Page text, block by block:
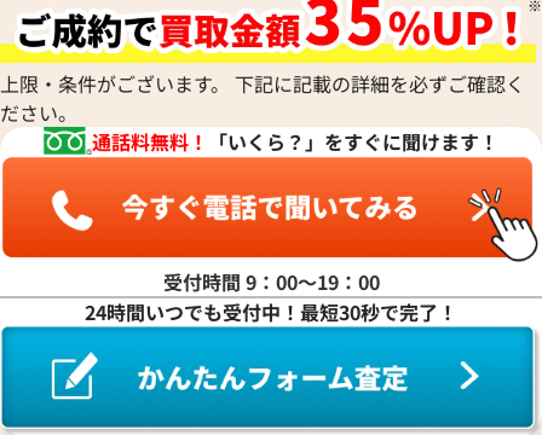
上限・条件がございます。 下記に記載の詳細を必ずご確認く
ださい。
通話料無料！
「いくら？」をすぐに聞けます！
受付時間 9：00〜19：00
24時間いつでも受付中！最短30秒で完了！